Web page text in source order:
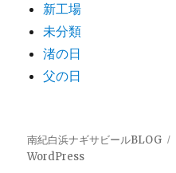
新工場
未分類
渚の日
父の日
南紀白浜ナギサビールBLOG
WordPress